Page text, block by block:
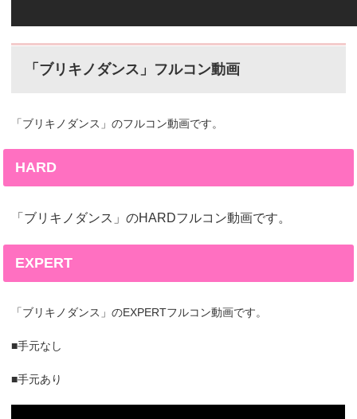
「 ブリキノダンス」 フルコン動画
「ブリキノダンス」のフルコン動画です。
HARD
「 ブリキノダンス」のHARDフルコン動画です。
EXPERT
「ブリキノダンス」のEXPERTフルコン動画です。
■手元なし
■手元あり